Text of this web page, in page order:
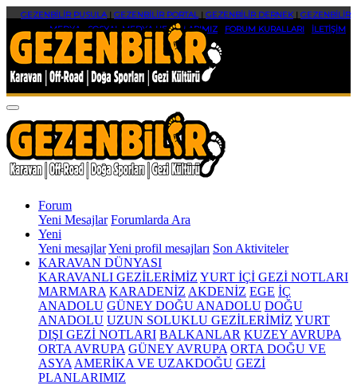
GEZENBİLİR PUSULA| GEZENBİLİR PORTAL| GEZENBİLİR DERNEK| GEZENBİLİR
MEDYA|SOSYAL MEDYA HESAPLARIMIZ FORUM KURALLARI İLETİŞİM
Forum
Yeni Mesajlar Forumlarda Ara
Yeni
Yeni mesajlarYeni profil mesajları Son Aktiviteler
KARAVAN DÜNYASI
KARAVANLI GEZİLERİMİZ YURT İÇİ GEZİ NOTLARI
MARMARA KARADENİZ AKDENİZ EGE İÇ
ANADOLU GÜNEY DOĞU ANADOLU DOĞU
ANADOLU UZUN SOLUKLU GEZİLERİMİZ YURT
DIŞI GEZİ NOTLARI BALKANLAR KUZEY AVRUPA
ORTA AVRUPA GÜNEY AVRUPA ORTA DOĞU VE
ASYA AMERİKA VE UZAKDOĞU GEZİ
PLANLARIMIZ